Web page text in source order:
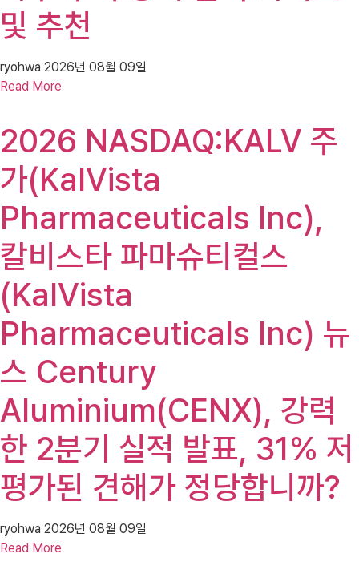
및 추천
ryohwa 2026년 08월 09일
Read More
2026 NASDAQ:KALV 주
가(KalVista
Pharmaceuticals Inc),
칼비스타 파마슈티컬스
(KalVista
Pharmaceuticals Inc) 뉴
스 Century
Aluminium(CENX), 강력
한 2분기 실적 발표, 31% 저
평가된 견해가 정당합니까?
ryohwa 2026년 08월 09일
Read More